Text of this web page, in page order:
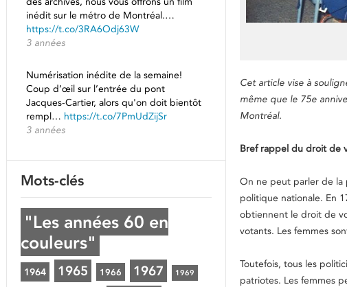
Cet article vise à
même que le 75e
Montréal.
Bref rappel du droit de
On ne peut parler de la
politique nationale. En
obtiennent le droit de
votants. Les femmes
Toutefois, tous les
patriotes. Les femmes
inédit sur le métro de Montréal.…
https://t.co/3RA6Odj63W
3 années
Numérisation inédite de la semaine!
Coup d’œil sur l’entrée du pont
Jacques-Cartier, alors qu'on doit bientôt
rempl… https://t.co/7PmUdZijSr
3 années
Mots-clés
"Les années 60 en
couleurs"
1964 1965 1966 1967 1969